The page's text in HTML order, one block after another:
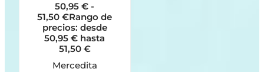
50,95€ -
51,50€Rango de
precios: desde
50,95 € hasta
51,50 €
Mercedita